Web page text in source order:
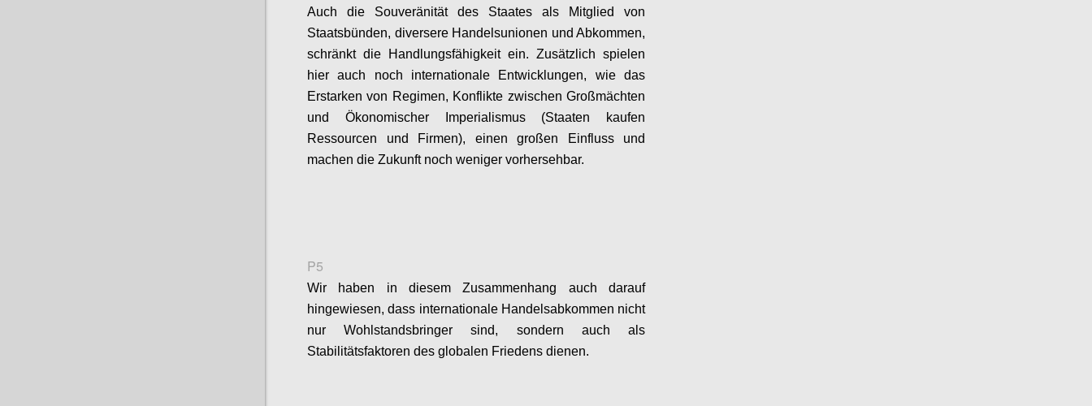
Auch die Souveränität des Staates als Mitglied von
Staatsbünden, diversere Handelsunionen und Abkommen,
schränkt die Handlungsfähigkeit ein. Zusätzlich spielen
hier auch noch internationale Entwicklungen, wie das
Erstarken von Regimen, Konflikte zwischen Großmächten
und Ökonomischer Imperialismus(Staaten
kaufen
Ressourcen und Firmen), einen großen Einfluss und
machen die Zukunft noch weniger vorhersehbar.
P5
Wir haben in diesem Zusammenhang auch darauf
hingewiesen, dass internationale Handelsabkommen nicht
nur Wohlstandsbringer sind, sondern auch als
Stabilitätsfaktoren des globalen Friedens dienen.